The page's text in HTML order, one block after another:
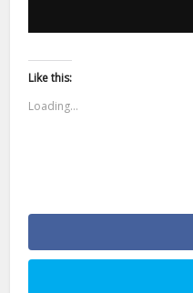
Like this:
Loading...